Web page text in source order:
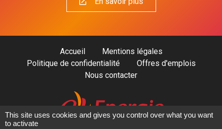
Accueil
Mentions légales
Politique de confidentialité
Offres d'emplois
Nous contacter
This site uses cookies and gives you control over what you want
to activate